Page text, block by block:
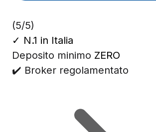
(5/5)
✓ N.1 in Italia
Deposito minimo ZERO
✔️ Broker regolamentato